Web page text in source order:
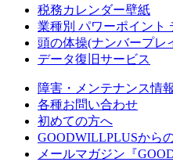
税務カレンダー壁紙
業種別 パワーポイント
頭の体操(ナンバープレ
データ復旧サービス
障害・メンテナンス情報
各種お問い合わせ
初めての方へ
GOODWILLPLUSから
メールマガジン『